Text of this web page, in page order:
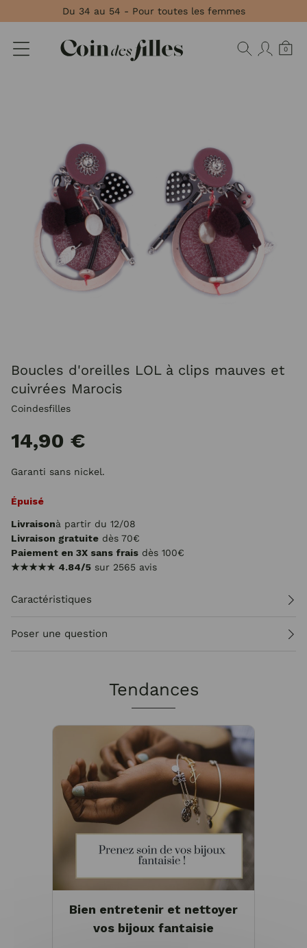
Du 34 au 54 - Pour toutes les femmes
0
Boucles d'oreilles LOL à clips mauves et
cuivrées Marocis
Coindesfilles
14,90 €
Garanti sans nickel.
Épuisé
Livraisonà partir du 12/08
Livraison gratuite dès 70€
Paiement en 3X sans frais dès 100€
★★★★★ 4.84/5 sur 2565 avis
Caractéristiques
Poser une question
Tendances
Bien entretenir et nettoyer
vos bijoux fantaisie
Panneau de gestion des cookies